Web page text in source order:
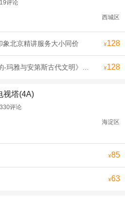
评论
西城区
北京精讲服务大小同价 ¥128
¥128
视塔(4A)
评论
海淀区
¥85
¥63